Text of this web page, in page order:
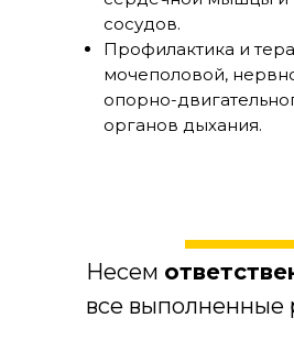
сосудов.
Профилактика и
мочеполовой,
опорно-
органов дыхания.
Несем
все выполненные